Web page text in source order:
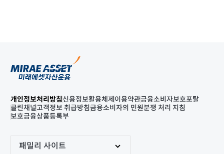
개인정보처리방침신용정보활용체제 이용약관금융소비자보호포탈
클린채널고객정보 취급방침금융소비자의 민원분쟁 처리 지침
보호금융상품등록부
패밀리 사이트